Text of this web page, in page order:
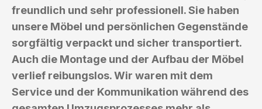
freundlich und sehr professionell. Sie haben
unsere Möbel und persönlichen Gegenstände
sorgfältig verpackt und sicher transportiert.
Auch die Montage und der Aufbau der Möbel
verlief reibungslos. Wir waren mit dem
Service und der Kommunikation während des